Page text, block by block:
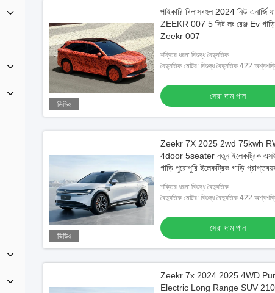
ভিডিও
পাইকারি বিলাসবহুল 2024 নিউ এনার্জি
ZEEKR 007 5 সিট লং রেঞ্জ Ev গাড়ি
Zeekr 007
শক্তির ধরন: বিশুদ্ধ বৈদ্যুতিক
বৈদ্যুতিক মোটর: বিশুদ্ধ বৈদ্যুতিক 422
সেরা দাম পান
ভিডিও
Zeekr 7X 2025 2wd 75kwh
4door 5seater নতুন ইলেকট্রিক
গাড়ি পুরোপুরি ইলেকট্রিক গাড়ি
শক্তির ধরন: বিশুদ্ধ বৈদ্যুতিক
বৈদ্যুতিক মোটর: বিশুদ্ধ বৈদ্যুতিক 422
সেরা দাম পান
Zeekr 7x 2024 2025 4WD
Electric Long Range SUV